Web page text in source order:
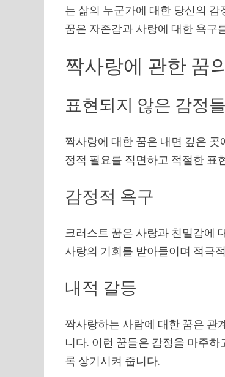
는 삶의 누군가에 대한 당신의
꿈은 자존감과 사랑에 대한 욕구
짝사랑에 관한 꿈
표현되지 않은 감정들
짝사랑에 대한 꿈은 내면 깊은
정적 필요를 직면하고 적절한 표
감정적 욕구
크러스트 꿈은 사랑과 친밀감에
사랑의 기회를 받아들이며 적극
내적 갈등
짝사랑하는 사람에 대한 꿈은 관
니다. 이런 꿈들은 감정을 마주
록 상기시켜 줍니다.